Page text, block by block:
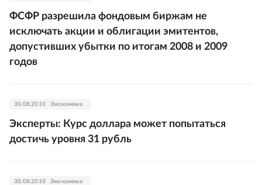
ФСФР разрешила фондовым биржам не
исключать акции и облигации эмитентов,
допустивших убытки по итогам 2008 и 2009
годов
30.08.2010 Экономика
Эксперты: Курс доллара может попытаться
достичь уровня 31 рубль
30.08.2010 Экономика